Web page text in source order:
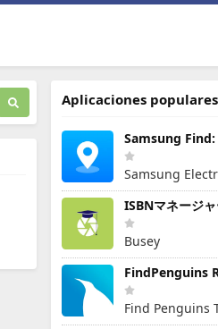
Aplicaciones populares
Busey
Find Penguins